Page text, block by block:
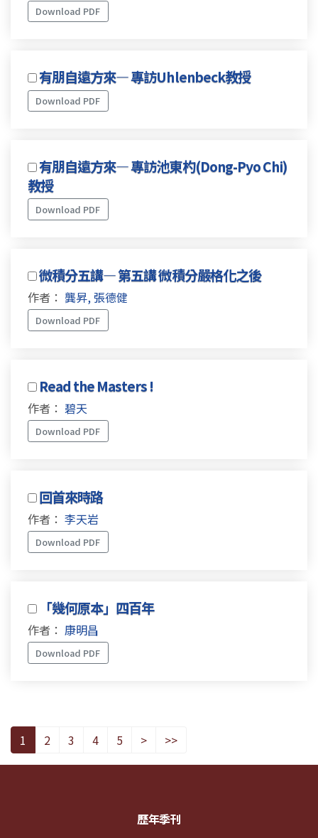
Download PDF
有朋自遠方來— 專訪Uhlenbeck教授
Download PDF
有朋自遠方來— 專訪池東杓(Dong-Pyo Chi)
教授
Download PDF
微積分五講— 第五講 微積分嚴格化之後
作者： 龔昇, 張德健
Download PDF
Read the Masters !
作者： 碧天
Download PDF
回首來時路
作者： 李天岩
Download PDF
「幾何原本」四百年
作者： 康明昌
Download PDF
1 2 3 4 5 > >>
歷年季刊